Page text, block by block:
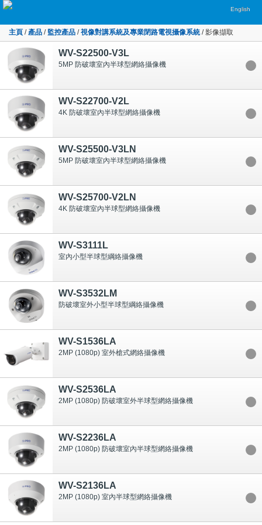
English
主頁 / 產品 / 監控產品 / 視像對講系統及專業閉路電視攝像系統 / 影像擷取
WV-S22500-V3L
5MP 防破壞室內半球型網絡攝像機
WV-S22700-V2L
4K 防破壞室內半球型網絡攝像機
WV-S25500-V3LN
5MP 防破壞室內半球型網絡攝像機
WV-S25700-V2LN
4K 防破壞室內半球型網絡攝像機
WV-S3111L
室內小型半球型綱絡攝像機
WV-S3532LM
防破壞室外小型半球型綱絡攝像機
WV-S1536LA
2MP (1080p) 室外槍式網絡攝像機
WV-S2536LA
2MP (1080p) 防破壞室外半球型網絡攝像機
WV-S2236LA
2MP (1080p) 防破壞室內半球型網絡攝像機
WV-S2136LA
2MP (1080p) 室內半球型網絡攝像機